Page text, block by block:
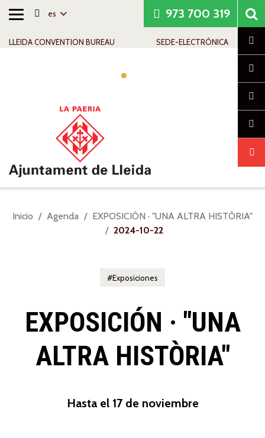
Alternar
es
LLEIDA CONVENTION BUREAU SEDE-ELECTRÓNICA
973 700 319
Usted
Inicio Agenda
EXPOSICIÓN · "UNA ALTRA HISTÒRIA"
2024-10-22
Exposiciones
EXPOSICIÓN · "UNA
ALTRA HISTÒRIA"
Hasta el 17 de noviembre